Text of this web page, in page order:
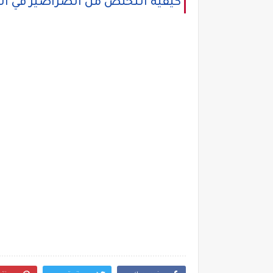
كيفية التخلص من الصراصير في